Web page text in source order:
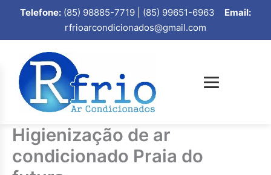
Telefone: (85) 98885-7719 | (85) 99651-6963 Email:
rfrioarcondicionados@gmail.com
Higienização de ar
condicionado Praia do